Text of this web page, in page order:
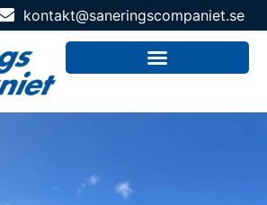
kontakt@saneringscompaniet.se